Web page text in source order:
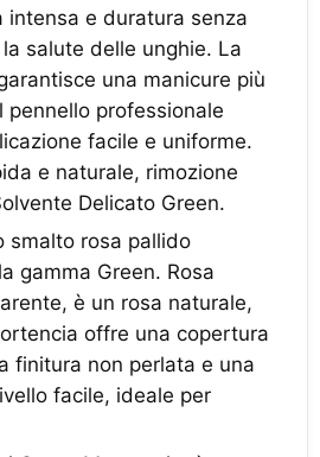
intensa e duratura senza
salute delle unghie. La
una manicure più
pennello professionale
facile e uniforme.
e naturale, rimozione
Delicato Green.
smalto rosa pallido
gamma Green. Rosa
è un rosa naturale,
offre una copertura
finitura non perlata e una
facile, ideale per